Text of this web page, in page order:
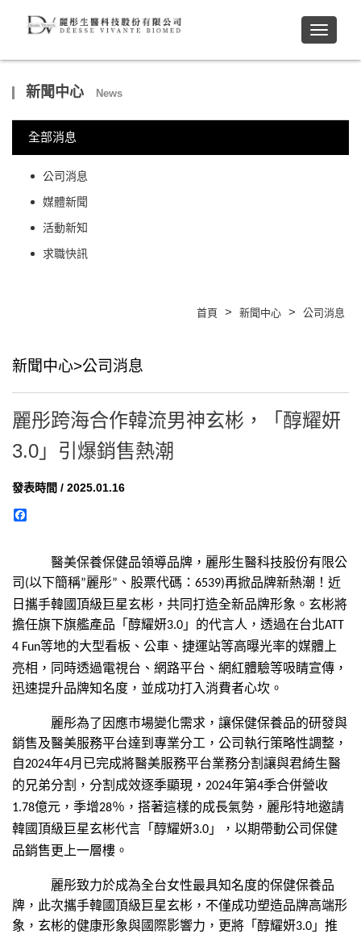
Toggle
新聞中心 News
全部消息
公司消息
媒體新聞
活動新知
求職快訊
首頁 > 新聞中心 > 公司消息
新聞中心>公司消息
麗彤跨海合作韓流男神玄彬，「醇耀妍
3.0」引爆銷售熱潮
發表時間 / 2025.01.16
醫美保養保健品領導品牌，麗彤生醫科技股份有限公
司 (以下簡稱”麗彤” 、股票代碼： 6539)再掀品牌新熱潮！近
日攜手韓國頂級巨星玄彬，共同打造全新品牌形象。玄彬將
擔任旗下旗艦產品「醇耀妍3.0 」的代言人，透過在台北ATT
4 Fun等地的大型看板、公車、捷運站等高曝光率的媒體上
亮相，同時透過電視台、網路平台、網紅體驗等吸睛宣傳，
迅速提升品牌知名度，並成功打入消費者心坎。
麗彤為了因應市場變化需求，讓保健保養品的研發與
銷售及醫美服務平台達到專業分工，公司執行策略性調整，
自2024年4月已完成將醫美服務平台業務分割讓與君綺生醫
的兄弟分割，分割成效逐季顯現， 2024年第4季合併營收
1.78億元，季增28％，搭著這樣的成長氣勢，麗彤特地邀請
韓國頂級巨星玄彬代言「醇耀妍3.0 」，以期帶動公司保健
品銷售更上一層樓。
麗彤致力於成為全台女性最具知名度的保健保養品
牌，此次攜手韓國頂級巨星玄彬，不僅成功塑造品牌高端形
象，玄彬的健康形象與國際影響力，更將「醇耀妍3.0 」推